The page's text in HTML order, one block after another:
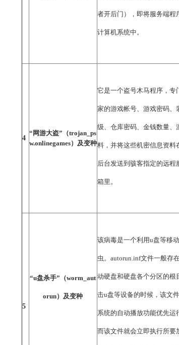
者开后门），即将服务端程
计算机系统中。
4
“网游大盗”（trojan_ps
w.onlinegames）及变种
它是一个盗号木马程序，专
家的游戏帐号、游戏密码、
级、仓库密码、金钱数量、
料，并将这些机密信息资料
后台发送到骇客指定的远程
箱里。
5
“u盘杀手”（worm_aut
orun）及变种
该病毒是一个利用u盘等移
虫。autorun.inf文件一般存
动硬盘和硬盘各个分区的根
击u盘等设备的时候，该文
系统的自动播放功能优先运
而该文件就会立即执行所要